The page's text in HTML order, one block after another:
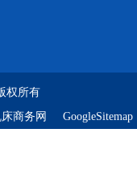
权所有
商务网 GoogleSitemap